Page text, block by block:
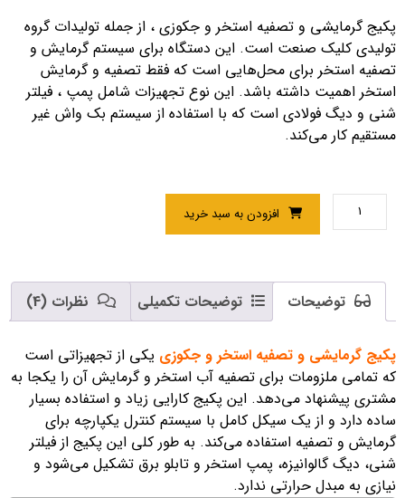
پکیج گرمایشی و تصفیه استخر و جکوزی ، از جمله تولیدات گروه
تولیدی کلیک صنعت است. این دستگاه برای سیستم گرمایش و
تصفیه استخر برای محل‌هایی است که فقط تصفیه و گرمایش
استخر اهمیت داشته باشد. این نوع تجهیزات شامل پمپ ، فیلتر
شنی و دیگ فولادی است که با استفاده از سیستم بک واش غیر
مستقیم کار می‌کند.
افزودن به سبد خرید
توضیحات توضیحات تکمیلی نظرات (4)
پکیج گرمایشی و تصفیه استخر و جکوزی یکی از تجهیزاتی است
که تمامی ملزومات برای تصفیه آب استخر و گرمایش آن را یکجا به
مشتری پیشنهاد می‌دهد. این پکیج کارایی زیاد و استفاده بسیار
ساده دارد و از یک سیکل کامل با سیستم کنترل یکپارچه برای
گرمایش و تصفیه استفاده می‌کند. به طور کلی این پکیج از فیلتر
شنی، دیگ گالوانیزه، پمپ استخر و تابلو برق تشکیل می‌شود و
نیازی به مبدل حرارتی ندارد.